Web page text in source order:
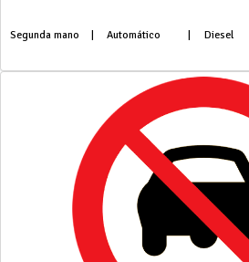
Segunda mano Automático Diesel